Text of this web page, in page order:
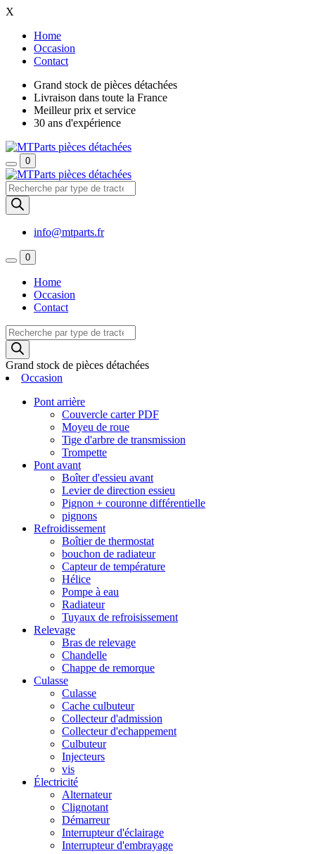
X
Home
Occasion
Contact
Grand stock de pièces détachées
Livraison dans toute la France
Meilleur prix et service
30 ans d'expérience
0
Recherche
de
produits
info@mtparts.fr
0
Home
Occasion
Contact
Recherche
de
produits
Grand stock de pièces détachées
Occasion
Pont arrière
Couvercle carter PDF
Moyeu de roue
Tige d'arbre de transmission
Trompette
Pont avant
Boîter d'essieu avant
Levier de direction essieu
Pignon + couronne différentielle
pignons
Refroidissement
Boîtier de thermostat
bouchon de radiateur
Capteur de température
Hélice
Pompe à eau
Radiateur
Tuyaux de refroisissement
Relevage
Bras de relevage
Chandelle
Chappe de remorque
Culasse
Culasse
Cache culbuteur
Collecteur d'admission
Collecteur d'echappement
Culbuteur
Injecteurs
vis
Électricité
Alternateur
Clignotant
Démarreur
Interrupteur d'éclairage
Interrupteur d'embrayage